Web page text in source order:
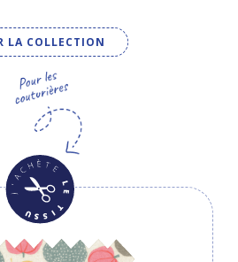
LA COLLECTION